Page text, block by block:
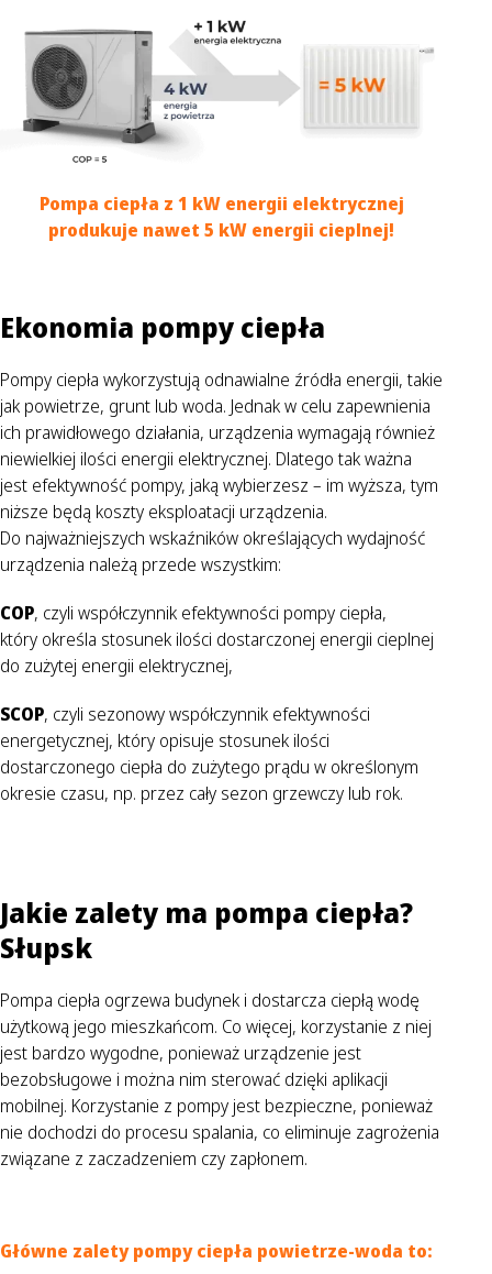
Pompa ciepła z 1 kW energii elektrycznej
produkuje nawet 5 kW energii cieplnej!
Ekonomia pompy ciepła
Pompy ciepła wykorzystują odnawialne źródła energii, takie
jak powietrze, grunt lub woda. Jednak w celu zapewnienia
ich prawidłowego działania, urządzenia wymagają również
niewielkiej ilości energii elektrycznej. Dlatego tak ważna
jest efektywność pompy, jaką wybierzesz – im wyższa, tym
niższe będą koszty eksploatacji urządzenia.
Do najważniejszych wskaźników określających wydajność
urządzenia należą przede wszystkim:
COP, czyli współczynnik efektywności pompy ciepła,
który określa stosunek ilości dostarczonej energii cieplnej
do zużytej energii elektrycznej,
SCOP, czyli sezonowy współczynnik efektywności
energetycznej, który opisuje stosunek ilości
dostarczonego ciepła do zużytego prądu w określonym
okresie czasu, np. przez cały sezon grzewczy lub rok.
Jakie zalety ma pompa ciepła?
Słupsk
Pompa ciepła ogrzewa budynek i dostarcza ciepłą wodę
użytkową jego mieszkańcom. Co więcej, korzystanie z niej
jest bardzo wygodne, ponieważ urządzenie jest
bezobsługowe i można nim sterować dzięki aplikacji
mobilnej. Korzystanie z pompy jest bezpieczne, ponieważ
nie dochodzi do procesu spalania, co eliminuje zagrożenia
związane z zaczadzeniem czy zapłonem.
Główne zalety pompy ciepła powietrze-woda to: